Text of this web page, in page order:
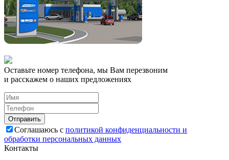
Оставьте номер телефона, мы Вам перезвоним
и расскажем о наших предложениях
Соглашаюсь с политикой конфиденциальности и
обработки персональных данных
Контакты